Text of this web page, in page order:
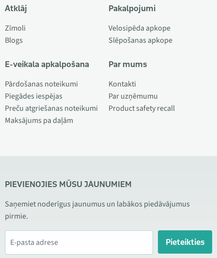
Atklāj
Zīmoli
Blogs
E-veikala apkalpošana
Pārdošanas noteikumi
Piegādes iespējas
Preču atgriešanas noteikumi
Maksājums pa daļām
Pakalpojumi
Velosipēda apkope
Slēpošanas apkope
Par mums
Kontakti
Par uzņēmumu
Product safety recall
PIEVIENOJIES MŪSU JAUNUMIEM
Saņemiet noderīgus jaunumus un labākos piedāvājumus
pirmie.
Pieteikties